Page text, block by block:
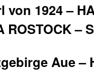
von 1924 –
ROSTOCK –
Aue –